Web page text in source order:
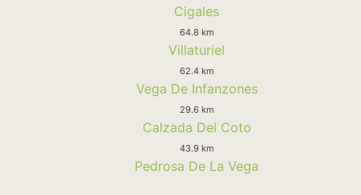
Cigales
64.8 km
Villaturiel
62.4 km
Vega De Infanzones
29.6 km
Calzada Del Coto
43.9 km
Pedrosa De La Vega